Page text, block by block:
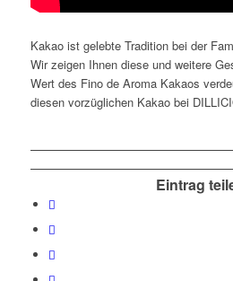
Kakao ist gelebte Tradition bei der
Wir zeigen Ihnen diese und weitere
Wert des Fino de Aroma Kakaos
diesen vorzüglichen Kakao bei
Eintrag